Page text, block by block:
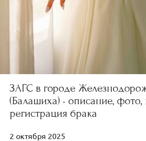
ЗАГС в городе
(Балашиха) • описание,
регистрация брака
2 октября 2025